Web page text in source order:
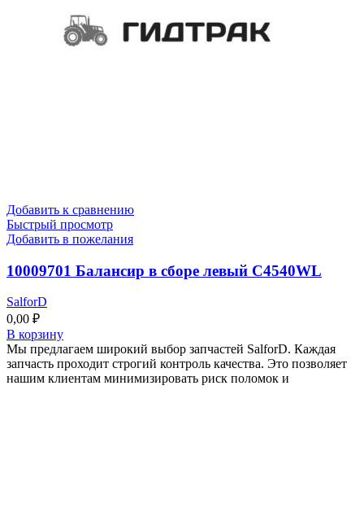
Добавить к сравнению
Быстрый просмотр
Добавить в пожелания
10009701 Балансир в сборе левый C4540WL
SalforD
0,00 ₽
В корзину
Мы предлагаем широкий выбор запчастей SalforD. Каждая
запчасть проходит строгий контроль качества. Это позволяет
нашим клиентам минимизировать риск поломок и